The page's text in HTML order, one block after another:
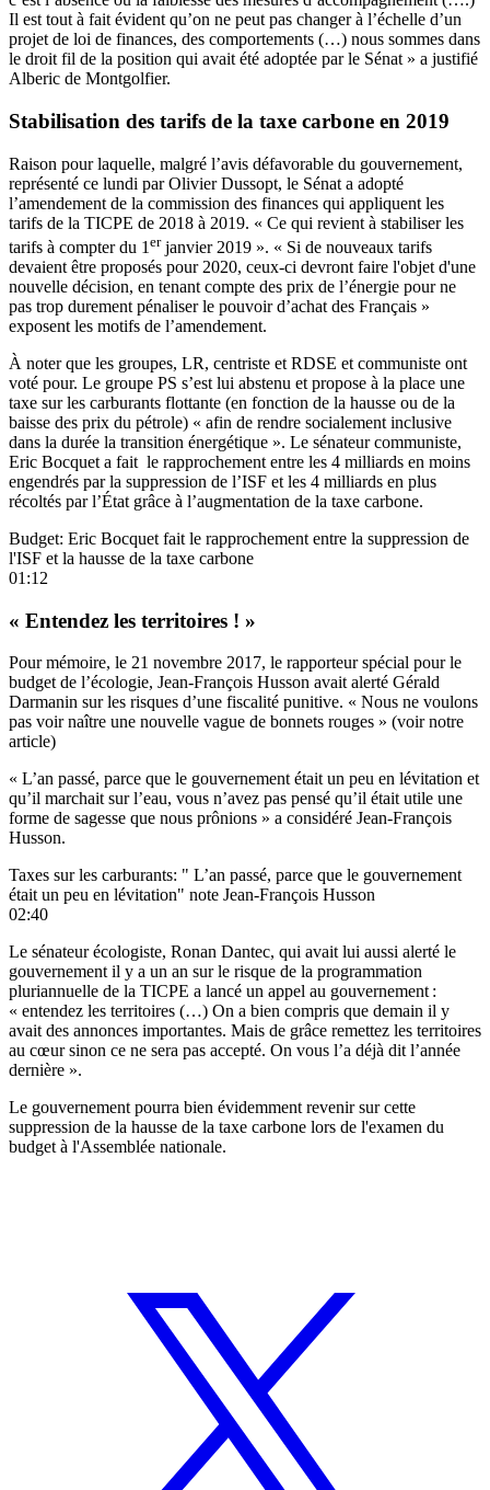
Il est tout à fait évident qu’on ne peut pas changer à l’échelle d’un
projet de loi de finances, des comportements (…) nous sommes dans
le droit fil de la position qui avait été adoptée par le Sénat » a justifié
Alberic de Montgolfier.
Stabilisation des tarifs de la taxe carbone en 2019
Raison pour laquelle, malgré l’avis défavorable du gouvernement,
représenté ce lundi par Olivier Dussopt, le Sénat a adopté
l’amendement de la commission des finances qui appliquent les
tarifs de la TICPE de 2018 à 2019. « Ce qui revient à stabiliser les
tarifs à compter du 1 erjanvier 2019 ». « Si de nouveaux tarifs
devaient être proposés pour 2020, ceux-ci devront faire l'objet d'une
nouvelle décision, en tenant compte des prix de l’énergie pour ne
pas trop durement pénaliser le pouvoir d’achat des Français »
exposent les motifs de l’amendement.
À noter que les groupes, LR, centriste et RDSE et communiste ont
voté pour. Le groupe PS s’est lui abstenu et propose à la place une
taxe sur les carburants flottante (en fonction de la hausse ou de la
baisse des prix du pétrole) « afin de rendre socialement inclusive
dans la durée la transition énergétique ». Le sénateur communiste,
Eric Bocquet a fait le rapprochement entre les 4 milliards en moins
engendrés par la suppression de l’ISF et les 4 milliards en plus
récoltés par l’État grâce à l’augmentation de la taxe carbone.
Budget: Eric Bocquet fait le rapprochement entre la suppression de
l'ISF et la hausse de la taxe carbone
01:12
« Entendez les territoires ! »
Pour mémoire, le 21 novembre 2017, le rapporteur spécial pour le
budget de l’écologie, Jean-François Husson avait alerté Gérald
Darmanin sur les risques d’une fiscalité punitive. « Nous ne voulons
pas voir naître une nouvelle vague de bonnets rouges » (voir notre
article)
« L’an passé, parce que le gouvernement était un peu en lévitation et
qu’il marchait sur l’eau, vous n’avez pas pensé qu’il était utile une
forme de sagesse que nous prônions » a considéré Jean-François
Husson.
Taxes sur les carburants: " L’an passé, parce que le gouvernement
était un peu en lévitation" note Jean-François Husson
02:40
Le sénateur écologiste, Ronan Dantec, qui avait lui aussi alerté le
gouvernement il y a un an sur le risque de la programmation
pluriannuelle de la TICPE a lancé un appel au gouvernement :
« entendez les territoires (…) On a bien compris que demain il y
avait des annonces importantes. Mais de grâce remettez les territoires
au cœur sinon ce ne sera pas accepté. On vous l’a déjà dit l’année
dernière ».
Le gouvernement pourra bien évidemment revenir sur cette
suppression de la hausse de la taxe carbone lors de l'examen du
budget à l'Assemblée nationale.